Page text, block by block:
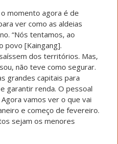
momento agora é de
ver como as aldeias
“Nós tentamos, ao
povo [Kaingang].
dos territórios. Mas,
não teve como segurar.
grandes capitais para
garantir renda. O pessoal
vamos ver o que vai
e começo de fevereiro.
sejam os menores